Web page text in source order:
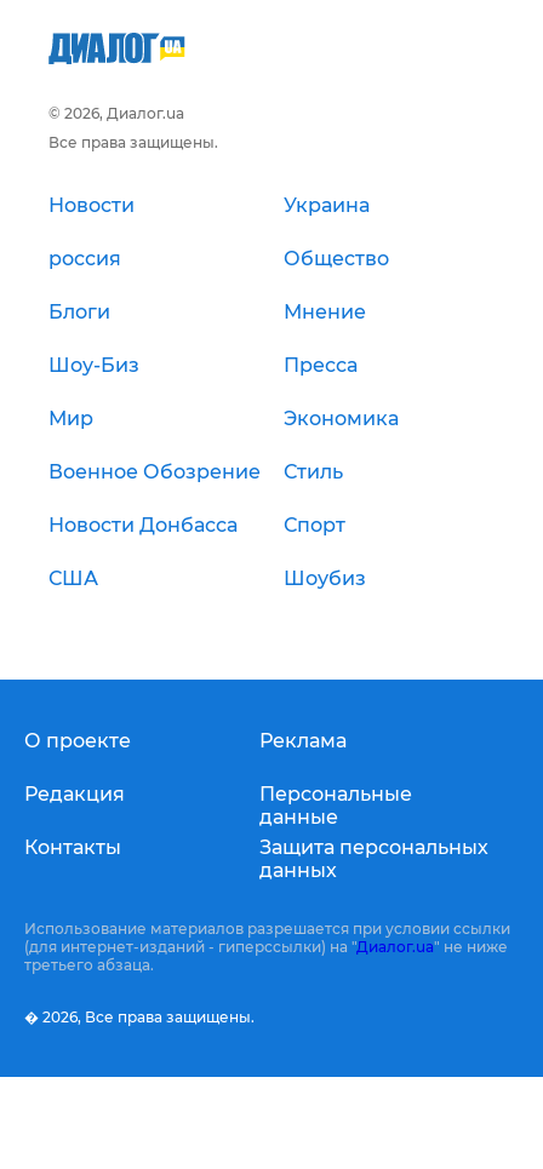
© 2026, Диалог.ua
Все права защищены.
Новости Украина
россия Общество
Блоги Мнение
Шоу-Биз Пресса
Мир Экономика
Военное Обозрение Стиль
Новости Донбасса Спорт
США Шоубиз
О проекте
Редакция
Контакты
Реклама
Персональные
данные
Защита персональных
данных
Использование материалов разрешается при условии ссылки
(для интернет-изданий - гиперссылки) на "Диалог.ua" не ниже
третьего абзаца.
� 2026, Все права защищены.